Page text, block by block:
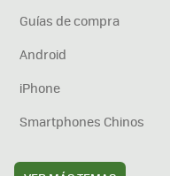
Guías de compra
Android
iPhone
Smartphones Chinos